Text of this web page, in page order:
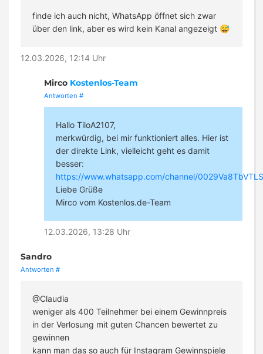
finde ich auch nicht, WhatsApp öffnet sich zwar
über den link, aber es wird kein Kanal angezeigt 😅
12.03.2026, 12:14 Uhr
Mirco Kostenlos-Team
Antworten #
Hallo TiloA2107,
merkwürdig, bei mir funktioniert alles. Hier ist
der direkte Link, vielleicht geht es damit
besser:
https://www.whatsapp.com/channel/
Liebe Grüße
Mirco vom Kostenlos.de-Team
12.03.2026, 13:28 Uhr
Sandro
Antworten #
@Claudia
weniger als 400 Teilnehmer bei einem Gewinnpreis
in der Verlosung mit guten Chancen bewertet zu
gewinnen
kann man das so auch für Instagram Gewinnspiele